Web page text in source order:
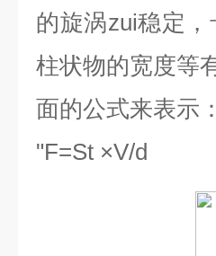
的旋涡zui稳定
柱状物的宽度等
面的公式来表示：
"F=St ×V/d